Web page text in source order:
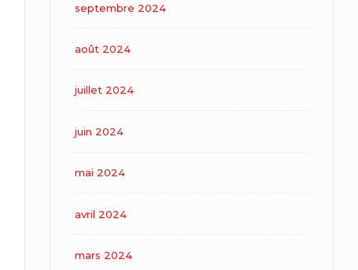
septembre 2024
août 2024
juillet 2024
juin 2024
mai 2024
avril 2024
mars 2024